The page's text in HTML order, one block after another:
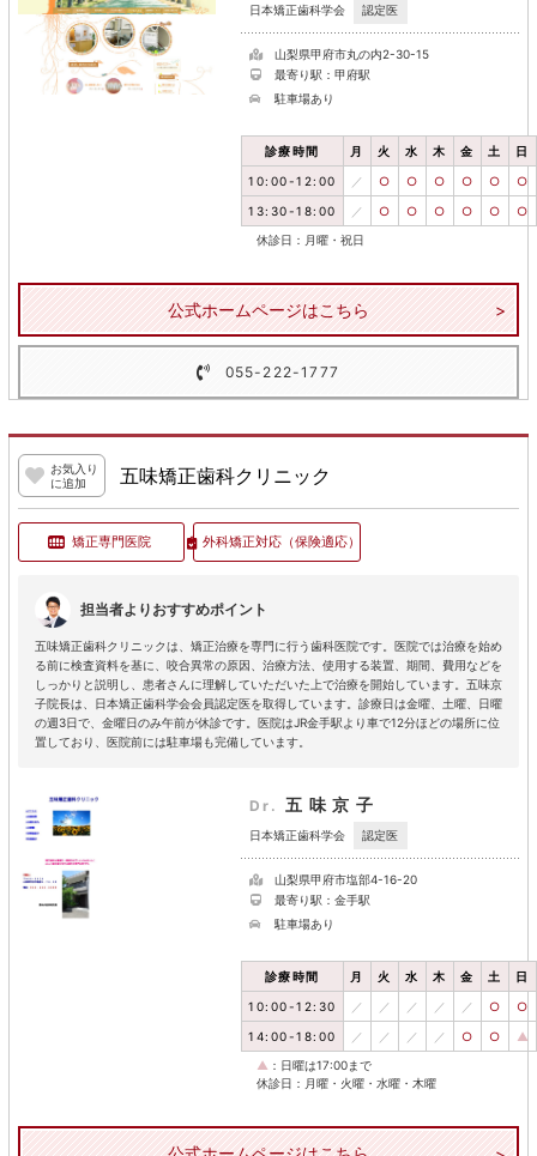
日本矯正歯科学会 認定医
山梨県甲府市丸の内2-30-15
最寄り駅：甲府駅
駐車場あり
診療時間 月 火 水 木 金 土 日
10:00-12:00 ／ ○ ○ ○ ○ ○ ○
13:30-18:00 ／ ○ ○ ○ ○ ○ ○
休診日：月曜・祝日
公式ホームページはこちら
055-222-1777
お気入り
に追加
五味矯正歯科クリニック
矯正専門医院 外科矯正対応（保険適応）
担当者よりおすすめポイント
五味矯正歯科クリニックは、矯正治療を専門に行う歯科医院です。医院では治療を始め
る前に検査資料を基に、咬合異常の原因、治療方法、使用する装置、期間、費用などを
しっかりと説明し、患者さんに理解していただいた上で治療を開始しています。五味京
子院長は、日本矯正歯科学会会員認定医を取得しています。診療日は金曜、土曜、日曜
の週3日で、金曜日のみ午前が休診です。医院はJR金手駅より車で12分ほどの場所に位
置しており、医院前には駐車場も完備しています。
Dr. 五味京子
日本矯正歯科学会 認定医
山梨県甲府市塩部4-16-20
最寄り駅：金手駅
駐車場あり
診療時間 月 火 水 木 金 土 日
10:00-12:30 ／ ／ ／ ／ ／ ○ ○
14:00-18:00 ／ ／ ／ ／ ○ ○ ▲
▲ ：日曜は17:00まで
休診日：月曜・火曜・水曜・木曜